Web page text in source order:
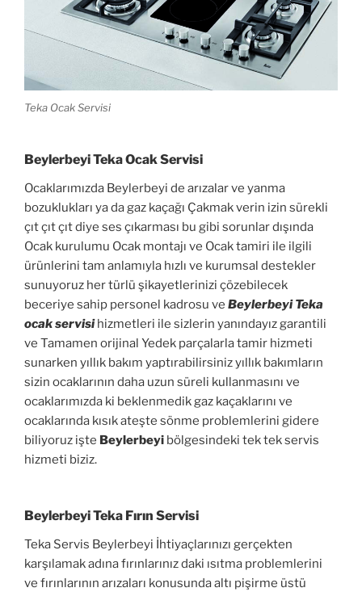
Teka Ocak Servisi
Beylerbeyi Teka Ocak Servisi
Ocaklarımızda Beylerbeyi de arızalar ve yanma
bozuklukları ya da gaz kaçağı Çakmak verin izin sürekli
çıt çıt çıt diye ses çıkarması bu gibi sorunlar dışında
Ocak kurulumu Ocak montajı ve Ocak tamiri ile ilgili
ürünlerini tam anlamıyla hızlı ve kurumsal destekler
sunuyoruz her türlü şikayetlerinizi çözebilecek
beceriye sahip personel kadrosu ve Beylerbeyi Teka
ocak servisi hizmetleri ile sizlerin yanındayız garantili
ve Tamamen orijinal Yedek parçalarla tamir hizmeti
sunarken yıllık bakım yaptırabilirsiniz yıllık bakımların
sizin ocaklarının daha uzun süreli kullanmasını ve
ocaklarımızda ki beklenmedik gaz kaçaklarını ve
ocaklarında kısık ateşte sönme problemlerini gidere
biliyoruz işte Beylerbeyi bölgesindeki tek tek servis
hizmeti biziz.
Beylerbeyi Teka Fırın Servisi
Teka Servis Beylerbeyi İhtiyaçlarınızı gerçekten
karşılamak adına fırınlarınız daki ısıtma problemlerini
ve fırınlarının arızaları konusunda altı pişirme üstü